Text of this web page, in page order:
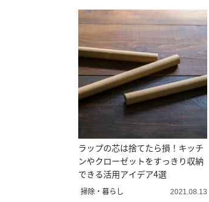
ラップの芯は捨てたら損！キッチ
ンやクローゼットをすっきり収納
できる活用アイデア4選
掃除・暮らし 2021.08.13